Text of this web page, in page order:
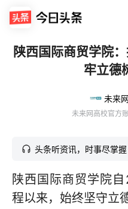
陕西国际商贸学院
牢立德
未来
未来网高校官方
头条听资讯，时事尽掌握
陕西国际商贸学院
程以来，始终坚守立